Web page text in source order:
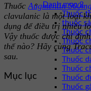
Danh mục 2
Thuốc
thuốc
Thuốc
Thuốc
Thuốc
Thuốc
Thuốc
Thuốc
Thuốc
Thuốc Augmentin
clavulanic là một loại
dụng để điều trị nhiều
Vậy thuốc được chỉ
thế nào? Hãy cùng
sau.
Mục lục